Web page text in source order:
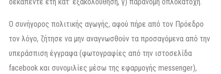
Ο συνήγορος πολιτικής αγωγής, αφού πήρε από τον Πρόεδρο
τον λόγο, ζήτησε να μην αναγνωσθούν τα προσαγόμενα από την
υπεράσπιση έγγραφα (φωτογραφίες από την ιστοσελίδα
facebook και συνομιλίες μέσω της εφαρμογής messenger),